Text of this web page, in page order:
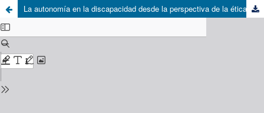
La autonomía en la discapacidad desde la perspectiva de la ética del cuidado